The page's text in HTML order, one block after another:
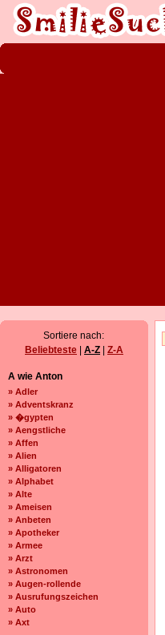
Sortiere nach:
Beliebteste
A-Z Z-A
A wie Anton
» Adler
» Adventskranz
» �gypten
» Aengstliche
» Affen
» Alien
» Alligatoren
» Alphabet
» Alte
» Ameisen
» Anbeten
» Apotheker
» Armee
» Arzt
» Astronomen
» Augen-rollende
» Ausrufungszeichen
» Auto
» Axt